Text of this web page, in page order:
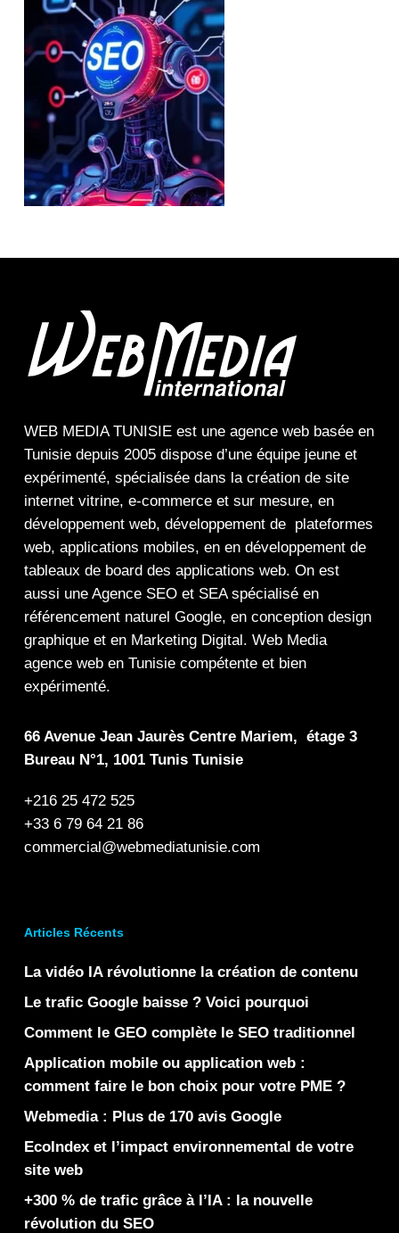
WEB MEDIA TUNISIEest une agence webbasée en
Tunisie depuis 2005 dispose d’une équipe jeune et
expérimenté, spécialisée dans la création de site
internet vitrine, e-commerceet sur mesure, en
développement web, développement de plateformes
web, applications mobiles, en en développement de
tableaux de boarddes applications web. On est
aussi une Agence SEOet SEAspécialisé en
référencement naturel Google, en conception design
graphiqueet en Marketing Digital. Web Media
agence web en Tunisie compétente et bien
expérimenté.
66 Avenue Jean Jaurès Centre Mariem, étage 3
Bureau N°1, 1001 Tunis Tunisie
+216 25 472 525
+33 6 79 64 21 86
commercial@webmediatunisie.com
Articles Récents
La vidéo IA révolutionne la création de contenu
Le trafic Google baisse ? Voici pourquoi
Comment le GEO complète le SEO traditionnel
Application mobile ou application web :
comment faire le bon choix pour votre PME ?
Webmedia : Plus de 170 avis Google
EcoIndex et l’impact environnemental de votre
site web
+300 % de trafic grâce à l’IA : la nouvelle
révolution du SEO